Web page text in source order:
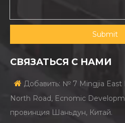
Submit
СВЯЗАТЬСЯ С НАМИ
 Добавить: № 7 Mingjia East
North Road, Ecnomic
провинция Шаньдун, Китай.